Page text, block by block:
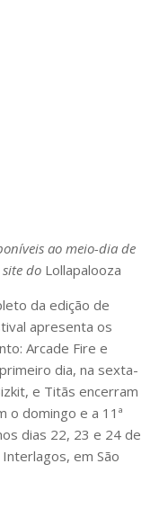
ao meio-dia de
do Lollapalooza
da edição de
apresenta os
Arcade Fire e
dia, na sexta-
e Titãs encerram
o domingo e a 11ª
dias 22, 23 e 24 de
em São